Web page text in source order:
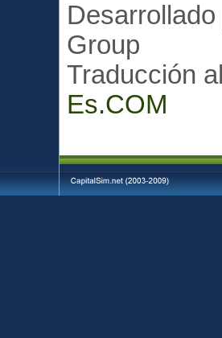
Desarrollado
Group
Traducción
Es.COM